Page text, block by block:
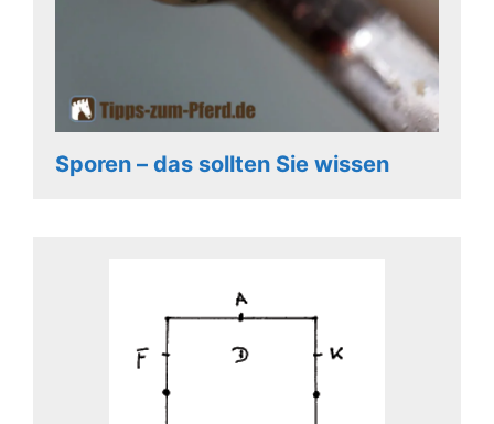
Sporen – das sollten Sie wissen